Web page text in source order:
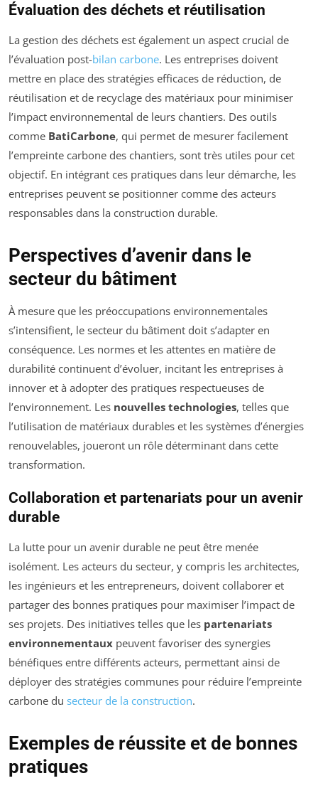
Évaluation des déchets et réutilisation
La gestion des déchets est également un aspect crucial de
l’évaluation post-bilan carbone. Les entreprises doivent
mettre en place des stratégies efficaces de réduction, de
réutilisation et de recyclage des matériaux pour minimiser
l’impact environnemental de leurs chantiers. Des outils
comme BatiCarbone, qui permet de mesurer facilement
l’empreinte carbone des chantiers, sont très utiles pour cet
objectif. En intégrant ces pratiques dans leur démarche, les
entreprises peuvent se positionner comme des acteurs
responsables dans la construction durable.
Perspectives d’avenir dans le
secteur du bâtiment
À mesure que les préoccupations environnementales
s’intensifient, le secteur du bâtiment doit s’adapter en
conséquence. Les normes et les attentes en matière de
durabilité continuent d’évoluer, incitant les entreprises à
innover et à adopter des pratiques respectueuses de
l’environnement. Les nouvelles technologies, telles que
l’utilisation de matériaux durables et les systèmes d’énergies
renouvelables, joueront un rôle déterminant dans cette
transformation.
Collaboration et partenariats pour un avenir
durable
La lutte pour un avenir durable ne peut être menée
isolément. Les acteurs du secteur, y compris les architectes,
les ingénieurs et les entrepreneurs, doivent collaborer et
partager des bonnes pratiques pour maximiser l’impact de
ses projets. Des initiatives telles que les partenariats
environnementaux peuvent favoriser des synergies
bénéfiques entre différents acteurs, permettant ainsi de
déployer des stratégies communes pour réduire l’empreinte
carbone du secteur de la construction.
Exemples de réussite et de bonnes
pratiques